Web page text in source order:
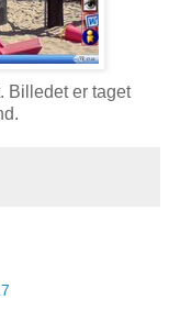
Billedet er taget